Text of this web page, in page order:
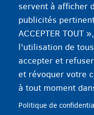
servent à afficher
publicités
ACCEPTER TOUT
l'utilisation de
accepter et
et révoquer votre
à tout moment
Politique de